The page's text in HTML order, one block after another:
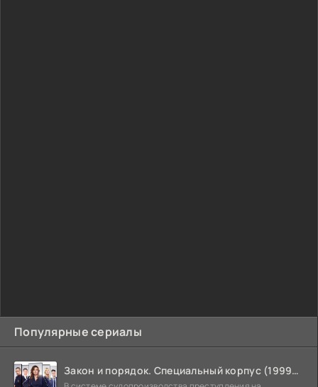
Популярные сериалы
Закон и порядок. Специальный корпус (1999-2026)